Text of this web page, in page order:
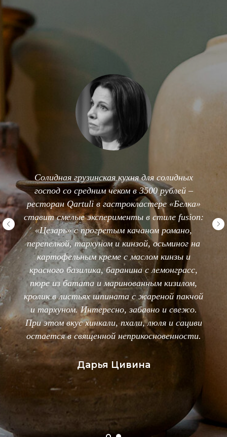
Qartuli сделали люди, которые не только
знают и любят грузинскую кухню, но и
умеют готовить эти блюда с душой и
ответственностью. Возможно, борщи и
цезари в меню лишние. С обслуживанием еще
стоит поработать и светильники направить
куда нужно. Но это мелочи, потому что
главное в данном ресторане — это отменные
вкусы Грузии, которые так и шепчут: «а
может повторим?»
Михаил Костин